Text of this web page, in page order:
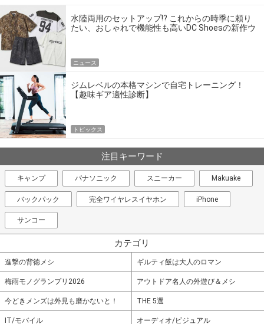
水陸両用のセットアップ!? これからの時季に頼り
たい、おしゃれで機能性も高いDC Shoesの新作ウ
ニュース
ジムレベルの本格マシンで自宅トレーニング！
【趣味ギア適性診断】
トピックス
注目キーワード
キャンプ パナソニック スニーカー Makuake
バックパック 完全ワイヤレスイヤホン iPhone
サンコー
カテゴリ
進撃の背徳メシ ギルティ飯は大人のロマン
梅雨モノグランプリ2026 アウトドア名人の外遊び＆メシ
今どきメンズは外見も磨かないと！ THE 5選
IT/モバイル オーディオ/ビジュアル